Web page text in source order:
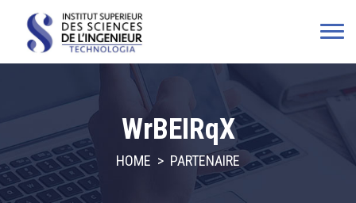
WrBEIRqX
HOME > PARTENAIRE